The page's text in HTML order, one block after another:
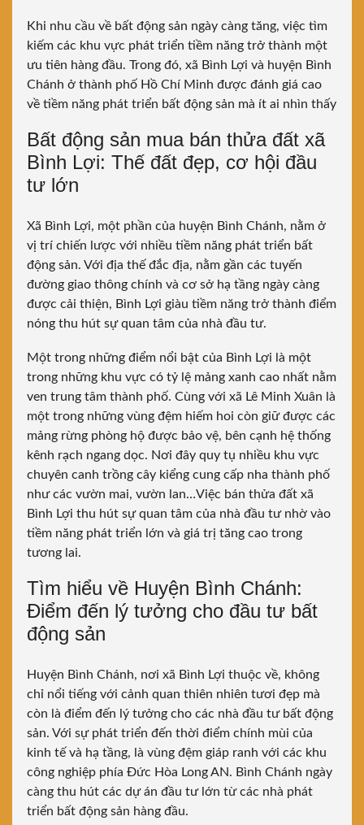
Khi nhu cầu về bất động sản ngày càng tăng, việc tìm
kiếm các khu vực phát triển tiềm năng trở thành một
ưu tiên hàng đầu. Trong đó, xã Bình Lợi và huyện Bình
Chánh ở thành phố Hồ Chí Minh được đánh giá cao
về tiềm năng phát triển bất động sản mà ít ai nhìn thấy
Bất động sản mua bán thửa đất xã
Bình Lợi: Thế đất đẹp, cơ hội đầu
tư lớn
Xã Bình Lợi, một phần của huyện Bình Chánh, nằm ở
vị trí chiến lược với nhiều tiềm năng phát triển bất
động sản. Với địa thế đắc địa, nằm gần các tuyến
đường giao thông chính và cơ sở hạ tầng ngày càng
được cải thiện, Bình Lợi giàu tiềm năng trở thành điểm
nóng thu hút sự quan tâm của nhà đầu tư.
Một trong những điểm nổi bật của Bình Lợi là một
trong những khu vực có tỷ lệ mảng xanh cao nhất nằm
ven trung tâm thành phố. Cùng với xã Lê Minh Xuân là
một trong những vùng đệm hiếm hoi còn giữ được các
mảng rừng phòng hộ được bảo vệ, bên cạnh hệ thống
kênh rạch ngang dọc. Nơi đây quy tụ nhiều khu vực
chuyên canh trồng cây kiểng cung cấp nha thành phố
như các vườn mai, vườn lan…Việc bán thửa đất xã
Bình Lợi thu hút sự quan tâm của nhà đầu tư nhờ vào
tiềm năng phát triển lớn và giá trị tăng cao trong
tương lai.
Tìm hiểu về Huyện Bình Chánh:
Điểm đến lý tưởng cho đầu tư bất
động sản
Huyện Bình Chánh, nơi xã Bình Lợi thuộc về, không
chỉ nổi tiếng với cảnh quan thiên nhiên tươi đẹp mà
còn là điểm đến lý tưởng cho các nhà đầu tư bất động
sản. Với sự phát triển đến thời điểm chính mùi của
kinh tế và hạ tầng, là vùng đệm giáp ranh với các khu
công nghiệp phía Đức Hòa Long AN. Bình Chánh ngày
càng thu hút các dự án đầu tư lớn từ các nhà phát
triển bất động sản hàng đầu.